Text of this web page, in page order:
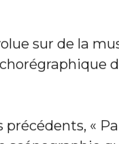
sur de la
précédents, «